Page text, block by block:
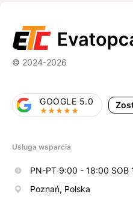
© 2024-2026
GOOGLE 5.0
Usługa wsparcia
PN-PT 9:00 - 18:00 SOB
Poznań, Polska